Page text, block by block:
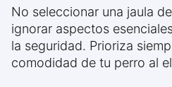
No seleccionar una jaula
ignorar aspectos
la seguridad. Prioriza
comodidad de tu perro al